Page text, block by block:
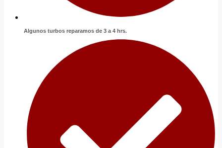
Algunos turbos reparamos de 3 a 4 hrs.